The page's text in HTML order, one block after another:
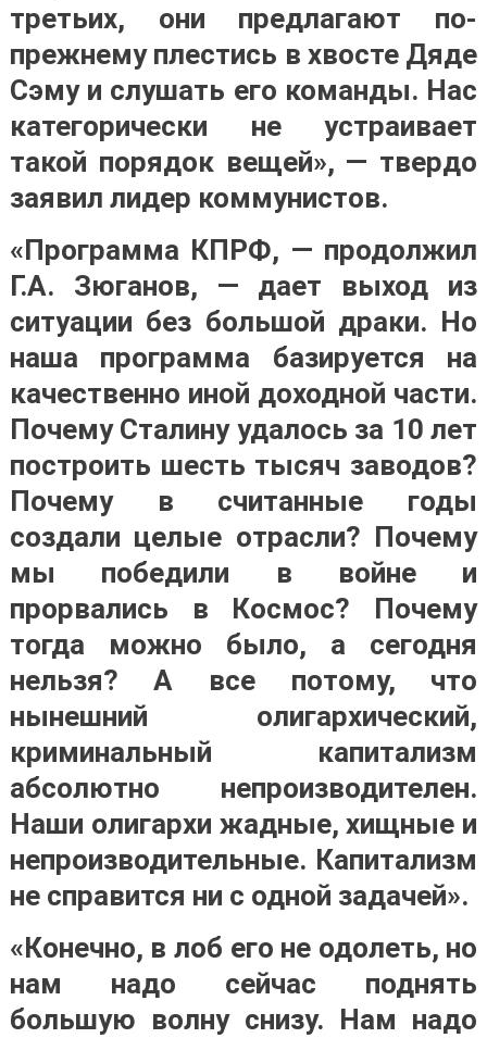
третьих, они предлагают по-
прежнему плестись в хвосте Дяде
Сэму и слушать его команды. Нас
категорически не устраивает
такой порядок вещей», — твердо
заявил лидер коммунистов.
«Программа КПРФ, — продолжил
Г.А. Зюганов, — дает выход из
ситуации без большой драки. Но
наша программа базируется на
качественно иной доходной части.
Почему Сталину удалось за 10 лет
построить шесть тысяч заводов?
Почему в считанные годы
создали целые отрасли? Почему
мы победили в войне и
прорвались в Космос? Почему
тогда можно было, а сегодня
нельзя? А все потому, что
нынешний олигархический,
криминальный капитализм
абсолютно непроизводителен.
Наши олигархи жадные, хищные и
непроизводительные. Капитализм
не справится ни с одной задачей».
«Конечно, в лоб его не одолеть, но
нам надо сейчас поднять
большую волну снизу. Нам надо